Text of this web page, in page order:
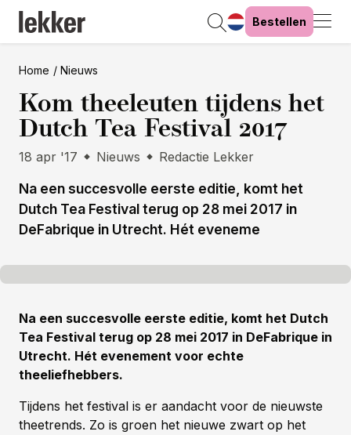
Bestellen
Home Nieuws
Kom theeleuten tijdens het
Dutch Tea Festival 2017
18 apr '17 Nieuws Redactie Lekker
Na een succesvolle eerste editie, komt het
Dutch Tea Festival terug op 28 mei 2017 in
DeFabrique in Utrecht. Hét eveneme
Na een succesvolle eerste editie, komt het Dutch
Tea Festival terug op 28 mei 2017 in DeFabrique in
Utrecht. Hét evenement voor echte
theeliefhebbers.
Tijdens het festival is er aandacht voor de nieuwste
theetrends. Zo is groen het nieuwe zwart op het